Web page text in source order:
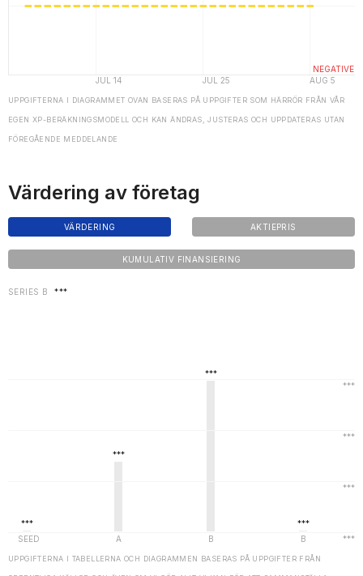
UPPGIFTERNA I DIAGRAMMET OVAN BASERAS PÅ UPPGIFTER SOM HÄRRÖR FRÅN VÅR
EGEN XP-BERÄKNINGSMODELL OCH KAN ÄNDRAS, JUSTERAS OCH UPPDATERAS UTAN
FÖREGÅENDE MEDDELANDE
Värdering av företag
VÄRDERING AKTIEPRIS
KUMULATIV FINANSIERING
SERIES B ***
UPPGIFTERNA I TABELLERNA OCH DIAGRAMMEN BASERAS PÅ UPPGIFTER FRÅN